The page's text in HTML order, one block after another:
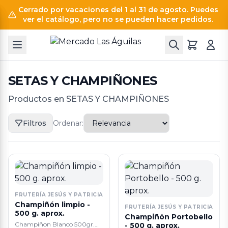
Cerrado por vacaciones del 1 al 31 de agosto. Puedes
ver el catálogo, pero no se pueden hacer pedidos.
SETAS Y CHAMPIÑONES
Productos en SETAS Y CHAMPIÑONES
Filtros Ordenar:
FRUTERÍA JESÚS Y PATRICIA
Champiñón limpio -
500 g. aprox.
Champiñon Blanco 500gr.
FRUTERÍA JESÚS Y PATRICIA
Champiñón Portobello
- 500 g. aprox.